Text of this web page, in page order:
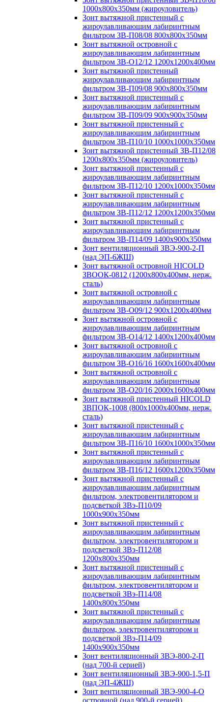
1000х800х350мм (жироуловитель)
Зонт вытяжной пристенный с
жироулавливающим лабиринтным
фильтром ЗВ-П08/08 800х800х350мм
Зонт вытяжной островной с
жироулавливающим лабиринтным
фильтром ЗВ-О12/12 1200х1200х400мм
Зонт вытяжной пристенный
жироулавливающим лабиринтным
фильтром ЗВ-П09/08 900х800х350мм
Зонт вытяжной пристенный с
жироулавливающим лабиринтным
фильтром ЗВ-П09/09 900х900х350мм
Зонт вытяжной пристенный с
жироулавливающим лабиринтным
фильтром ЗВ-П10/10 1000х1000х350мм
Зонт вытяжной пристенный ЗВ-П12/08
1200х800х350мм (жироуловитель)
Зонт вытяжной пристенный с
жироулавливающим лабиринтным
фильтром ЗВ-П12/10 1200х1000х350мм
Зонт вытяжной пристенный с
жироулавливающим лабиринтным
фильтром ЗВ-П12/12 1200х1200х350мм
Зонт вытяжной пристенный с
жироулавливающим лабиринтным
фильтром ЗВ-П14/09 1400х900х350мм
Зонт вентиляционный ЗВЭ-900-2-П
(над ЭП-6ЖШ)
Зонт вытяжной островной HICOLD
ЗВООК-0812 (1200х800x400мм, нерж.
сталь)
Зонт вытяжной островной с
жироулавливающим лабиринтным
фильтром ЗВ-О09/12 900х1200х400мм
Зонт вытяжной островной с
жироулавливающим лабиринтным
фильтром ЗВ-О14/12 1400х1200х400мм
Зонт вытяжной островной с
жироулавливающим лабиринтным
фильтром ЗВ-О16/16 1600х1600х400мм
Зонт вытяжной островной с
жироулавливающим лабиринтным
фильтром ЗВ-О20/16 2000х1600х400мм
Зонт вытяжной пристенный HICOLD
ЗВПОК-1008 (800х1000х400мм, нерж.
сталь)
Зонт вытяжной пристенный с
жироулавливающим лабиринтным
фильтром ЗВ-П16/10 1600х1000х350мм
Зонт вытяжной пристенный с
жироулавливающим лабиринтным
фильтром ЗВ-П16/12 1600х1200х350мм
Зонт вытяжной пристенный с
жироулавливающим лабиринтным
фильтром, электровентилятором и
подсветкой ЗВэ-П10/09
1000х900х350мм
Зонт вытяжной пристенный с
жироулавливающим лабиринтным
фильтром, электровентилятором и
подсветкой ЗВэ-П12/08
1200х800х350мм
Зонт вытяжной пристенный с
жироулавливающим лабиринтным
фильтром, электровентилятором и
подсветкой ЗВэ-П14/08
1400х800х350мм
Зонт вытяжной пристенный с
жироулавливающим лабиринтным
фильтром, электровентилятором и
подсветкой ЗВэ-П14/09
1400х900х350мм
Зонт вентиляционный ЗВЭ-800-2-П
(над 700-й серией)
Зонт вентиляционный ЗВЭ-900-1,5-П
(над ЭП-4ЖШ)
Зонт вентиляционный ЗВЭ-900-4-О
островной (над 900-й серией)